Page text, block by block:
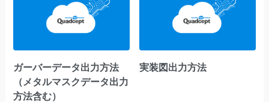
ガーバーデータ出力方法
（メタルマスクデータ出力
方法含む）
実装図出力方法